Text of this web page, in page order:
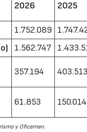
2026 2025
1.752.089
1.562.747
357.194
61.853 150.014
y Oficemen.